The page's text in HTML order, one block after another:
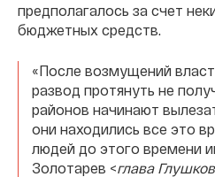
предполагалось за счет
бюджетных средств.
«После возмущений
развод протянуть не
районов начинают
они находились все это
людей до этого времени
Золотарев <глава